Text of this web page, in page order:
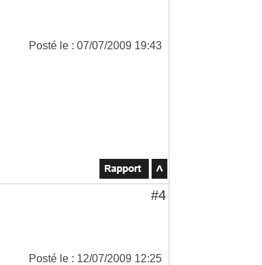
Posté le : 07/07/2009 19:43
#4
Posté le : 12/07/2009 12:25